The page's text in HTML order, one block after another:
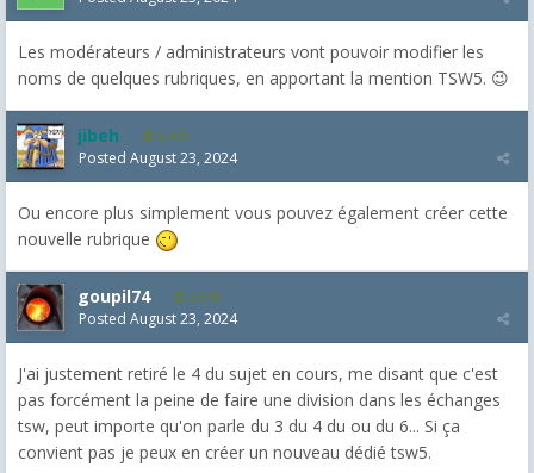
Les modérateurs / administrateurs vont pouvoir modifier les
noms de quelques rubriques, en apportant la mention TSW5. 😉
jibeh 5,475
Posted August 23, 2024
Ou encore plus simplement vous pouvez également créer cette
nouvelle rubrique
goupil74 2,545
Posted August 23, 2024
J'ai justement retiré le 4 du sujet en cours, me disant que c'est
pas forcément la peine de faire une division dans les échanges
tsw, peut importe qu'on parle du 3 du 4 du ou du 6... Si ça
convient pas je peux en créer un nouveau dédié tsw5.